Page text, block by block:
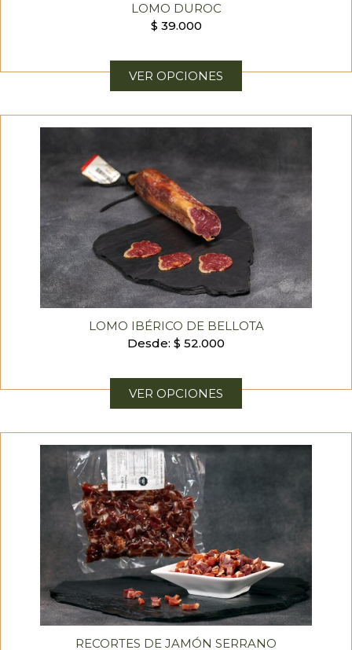
LOMO DUROC
$ 39.000
VER OPCIONES
LOMO IBÉRICO DE BELLOTA
Desde: $ 52.000
VER OPCIONES
RECORTES DE JAMÓN SERRANO